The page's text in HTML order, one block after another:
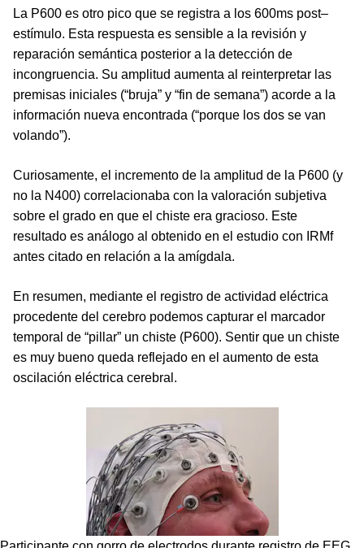
La P600 es otro pico que se registra a los 600ms post–
estímulo. Esta respuesta es sensible a la revisión y
reparación semántica posterior a la detección de
incongruencia. Su amplitud aumenta al reinterpretar las
premisas iniciales (“bruja” y “fin de semana”) acorde a la
información nueva encontrada (“porque los dos se van
volando”).
Curiosamente, el incremento de la amplitud de la P600 (y
no la N400) correlacionaba con la valoración subjetiva
sobre el grado en que el chiste era gracioso. Este
resultado es análogo al obtenido en el estudio con IRMf
antes citado en relación a la amígdala.
En resumen, mediante el registro de actividad eléctrica
procedente del cerebro podemos capturar el marcador
temporal de “pillar” un chiste (P600). Sentir que un chiste
es muy bueno queda reflejado en el aumento de esta
oscilación eléctrica cerebral.